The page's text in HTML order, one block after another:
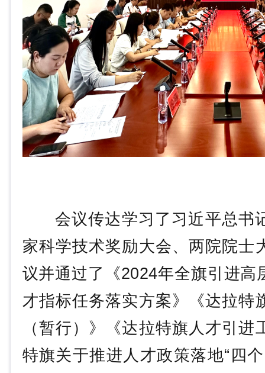
会议传达学习了习近平总书
家科学技术奖励大会、两院院士
议并通过了《2024年全旗引进高
才指标任务落实方案》《达拉特
（暂行）》《达拉特旗人才引
特旗关于推进人才政策落地“四